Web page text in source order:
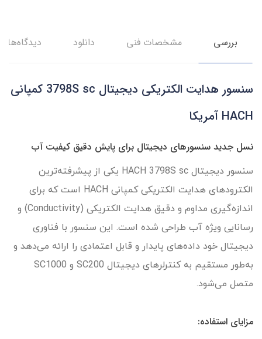
بررسی مشخصات فنی دانلود دیدگاه‌ها
سنسور هدایت الکتریکی دیجیتال 3798S sc کمپانی
HACH آمریکا
نسل جدید سنسورهای دیجیتال برای پایش دقیق کیفیت آب
سنسور دیجیتال HACH 3798S sc یکی از پیشرفته‌ترین
الکترودهای هدایت الکتریکی کمپانی HACH است که برای
اندازه‌گیری مداوم و دقیق هدایت الکتریکی (Conductivity) و
رسانایی ویژه آب طراحی شده است. این سنسور با فناوری
دیجیتال خود داده‌های پایدار و قابل اعتمادی را ارائه می‌دهد و
به‌طور مستقیم به کنترلرهای دیجیتال SC200 و SC1000
متصل می‌شود.
مزایای استفاده: